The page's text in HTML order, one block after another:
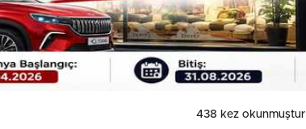
438 kez okunmuştur